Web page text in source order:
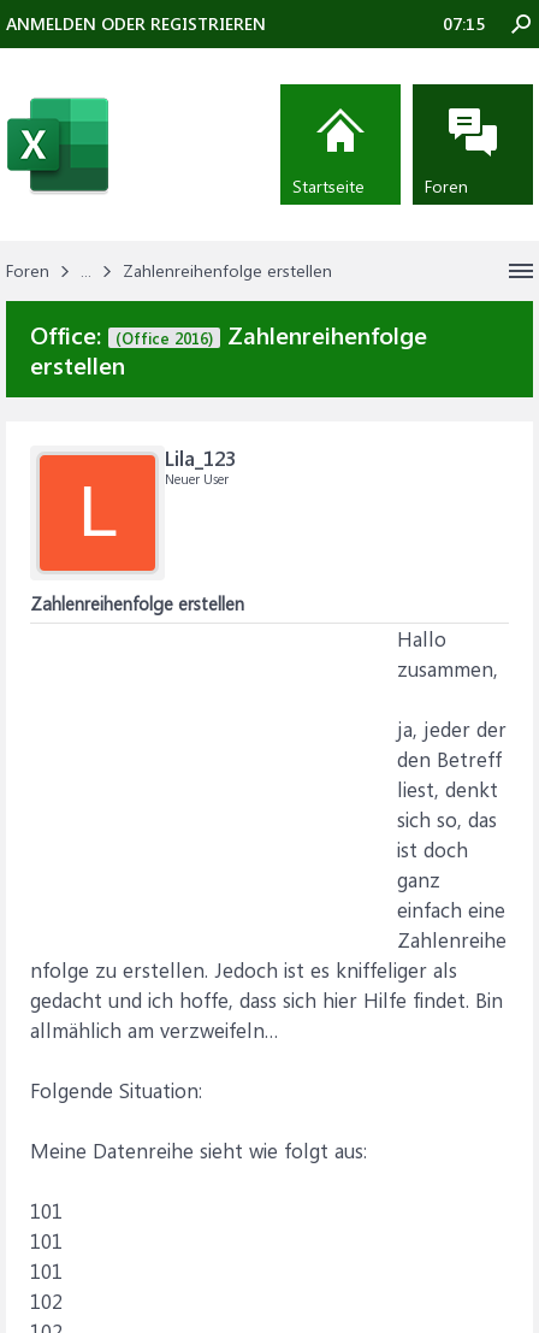
Foren ... Zahlenreihenfolge erstellen
Office: (Office 2016)
Zahlenreihenfolge
erstellen
L
Lila_123
Neuer User
Zahlenreihenfolge erstellen
Hallo
zusammen,
ja, jeder der
den Betreff
liest, denkt
sich so, das
ist doch
ganz
einfach eine
Zahlenreihe
nfolge zu erstellen. Jedoch ist es kniffeliger als
gedacht und ich hoffe, dass sich hier Hilfe findet. Bin
allmählich am verzweifeln…
Folgende Situation:
Meine Datenreihe sieht wie folgt aus:
101
101
101
102
ANMELDEN ODER REGISTRIEREN 07:15
Startseite Foren